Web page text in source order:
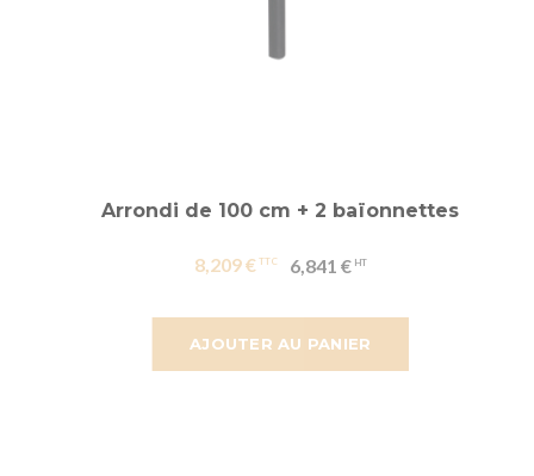
AJOUTER AU PANIER
Arrondi de 100 cm + 2 baïonnettes
8,209 € 6,841 €